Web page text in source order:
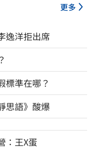
更多
逸洋拒出席
標準在哪？
思語》酸爆
：王X蛋